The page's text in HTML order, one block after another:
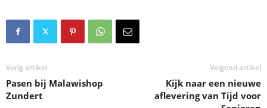
Vorig artikel
Pasen bij Malawishop
Zundert
Volgend artikel
Kijk naar een nieuwe
aflevering van Tijd voor